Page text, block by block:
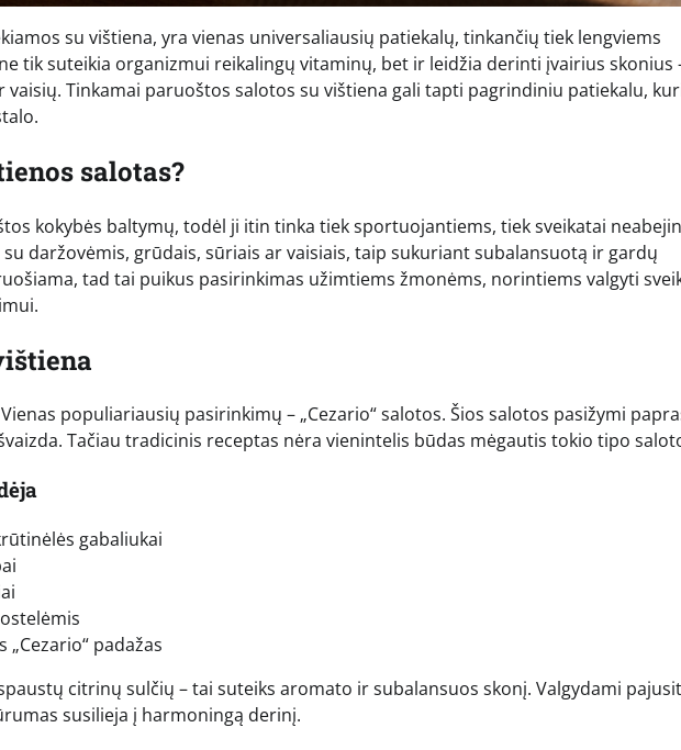
su vištiena, yra vienas universaliausių patiekalų, tinkančių tiek lengviems
tik suteikia organizmui reikalingų vitaminų, bet ir leidžia derinti įvairius skonius
Tinkamai paruoštos salotos su vištiena gali tapti pagrindiniu patiekalu,
salotas?
kokybės baltymų, todėl ji itin tinka tiek sportuojantiems, tiek sveikatai
daržovėmis, grūdais, sūriais ar vaisiais, taip sukuriant subalansuotą ir gardų
tad tai puikus pasirinkimas užimtiems žmonėms, norintiems valgyti
populiariausių pasirinkimų – „Cezario“ salotos. Šios salotos pasižymi
Tačiau tradicinis receptas nėra vienintelis būdas mėgautis tokio tipo
gabaliukai
padažas
citrinų sulčių – tai suteiks aromato ir subalansuos skonį. Valgydami
susilieja į harmoningą derinį.